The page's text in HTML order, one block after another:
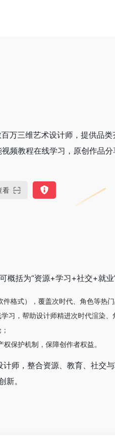
万三维艺术设计师，提供品
频教程在线学习，原创作品分
看
概括为“资源+学习+社交+就业
格式），覆盖次时代、角色等热
习，帮助设计师精进次时代渲染、
保护机制，保障创作者权益。
师，整合资源、教育、社交
新。